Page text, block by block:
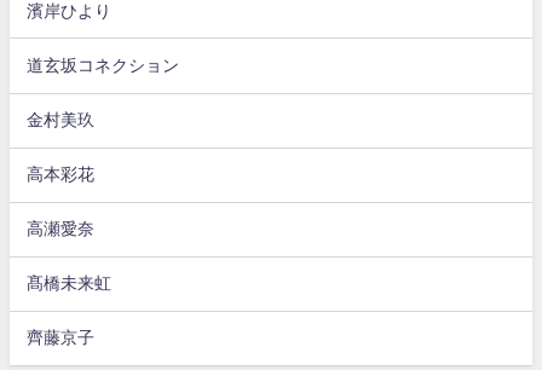
濱岸ひより
道玄坂コネクション
金村美玖
高本彩花
高瀬愛奈
髙橋未来虹
齊藤京子